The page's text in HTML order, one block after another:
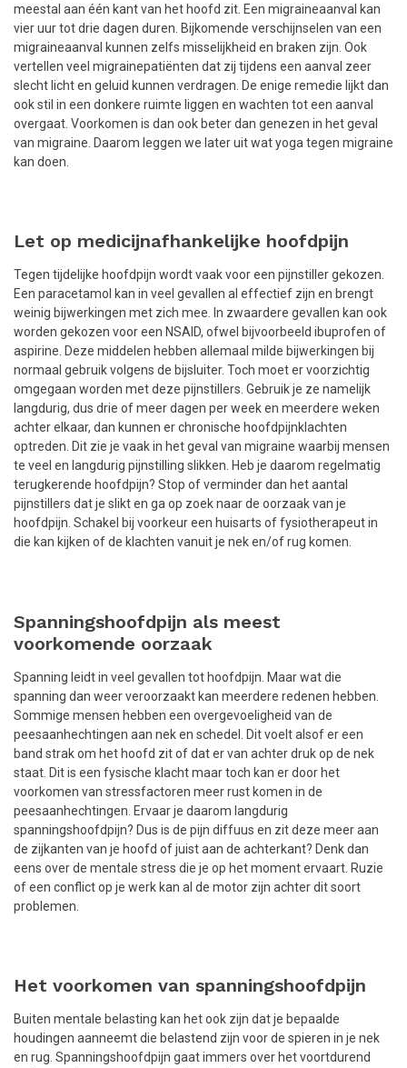
meestal aan één kant van het hoofd zit. Een migraineaanval kan
vier uur tot drie dagen duren. Bijkomende verschijnselen van een
migraineaanval kunnen zelfs misselijkheid en braken zijn. Ook
vertellen veel migrainepatiënten dat zij tijdens een aanval zeer
slecht licht en geluid kunnen verdragen. De enige remedie lijkt dan
ook stil in een donkere ruimte liggen en wachten tot een aanval
overgaat. Voorkomen is dan ook beter dan genezen in het geval
van migraine. Daarom leggen we later uit wat yoga tegen migraine
kan doen.
Let op medicijnafhankelijke hoofdpijn
Tegen tijdelijke hoofdpijn wordt vaak voor een pijnstiller gekozen.
Een paracetamol kan in veel gevallen al effectief zijn en brengt
weinig bijwerkingen met zich mee. In zwaardere gevallen kan ook
worden gekozen voor een NSAID, ofwel bijvoorbeeld ibuprofen of
aspirine. Deze middelen hebben allemaal milde bijwerkingen bij
normaal gebruik volgens de bijsluiter. Toch moet er voorzichtig
omgegaan worden met deze pijnstillers. Gebruik je ze namelijk
langdurig, dus drie of meer dagen per week en meerdere weken
achter elkaar, dan kunnen er chronische hoofdpijnklachten
optreden. Dit zie je vaak in het geval van migraine waarbij mensen
te veel en langdurig pijnstilling slikken. Heb je daarom regelmatig
terugkerende hoofdpijn? Stop of verminder dan het aantal
pijnstillers dat je slikt en ga op zoek naar de oorzaak van je
hoofdpijn. Schakel bij voorkeur een huisarts of fysiotherapeut in
die kan kijken of de klachten vanuit je nek en/of rug komen.
Spanningshoofdpijn als meest
voorkomende oorzaak
Spanning leidt in veel gevallen tot hoofdpijn. Maar wat die
spanning dan weer veroorzaakt kan meerdere redenen hebben.
Sommige mensen hebben een overgevoeligheid van de
peesaanhechtingen aan nek en schedel. Dit voelt alsof er een
band strak om het hoofd zit of dat er van achter druk op de nek
staat. Dit is een fysische klacht maar toch kan er door het
voorkomen van stressfactoren meer rust komen in de
peesaanhechtingen. Ervaar je daarom langdurig
spanningshoofdpijn? Dus is de pijn diffuus en zit deze meer aan
de zijkanten van je hoofd of juist aan de achterkant? Denk dan
eens over de mentale stress die je op het moment ervaart. Ruzie
of een conflict op je werk kan al de motor zijn achter dit soort
problemen.
Het voorkomen van spanningshoofdpijn
Buiten mentale belasting kan het ook zijn dat je bepaalde
houdingen aanneemt die belastend zijn voor de spieren in je nek
en rug. Spanningshoofdpijn gaat immers over het voortdurend